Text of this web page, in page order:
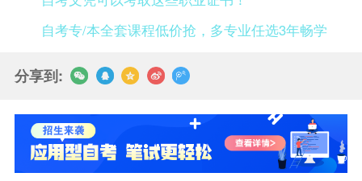
自考专/本全套课程低价抢，多专业任选3年畅学
分享到: